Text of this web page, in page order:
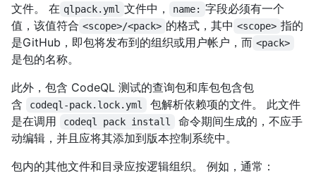
文件。 在 qlpack.yml 文件中， name: 字段必须有一个
值，该值符合 <scope>/<pack> 的格式，其中 <scope> 指的
是GitHub，即包将发布到的组织或用户帐户，而 <pack>
是包的名称。
此外，包含 CodeQL 测试的查询包和库包包含包
含
codeql-pack.lock.yml
包解析依赖项的文件。 此文件
是在调用
codeql pack install
命令期间生成的，不应手
动编辑，并且应将其添加到版本控制系统中。
包内的其他文件和目录应按逻辑组织。 例如，通常：